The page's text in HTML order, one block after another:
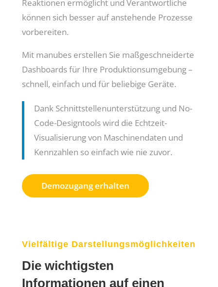
Reaktionen ermöglicht und Verantwortliche
können sich besser auf anstehende Prozesse
vorbereiten.
Mit manubes erstellen Sie maßgeschneiderte
Dashboards für Ihre Produktionsumgebung –
schnell, einfach und für beliebige Geräte.
Dank Schnittstellenunterstützung und No-
Code-Designtools wird die Echtzeit-
Visualisierung von Maschinendaten und
Kennzahlen so einfach wie nie zuvor.
Demozugang erhalten
Vielfältige Darstellungsmöglichkeiten
Die wichtigsten
Informationen auf einen